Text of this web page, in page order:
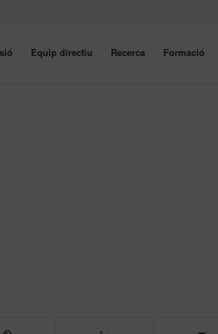
Equip directiu Recerca Formació